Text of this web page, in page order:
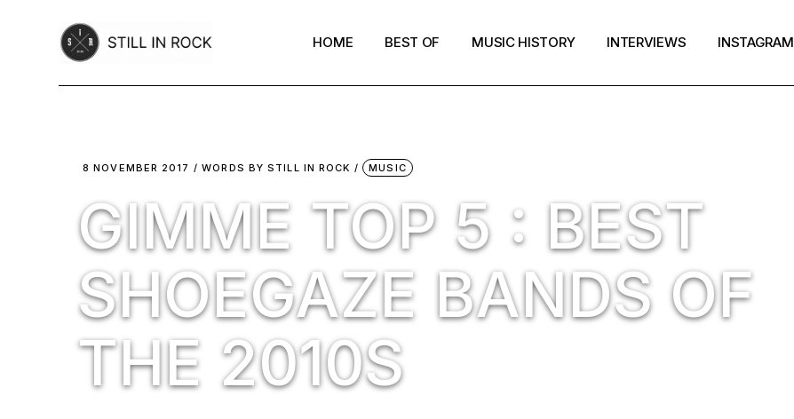
HOME BEST OF MUSIC HISTORY INTERVIEWS INSTAGRAM
8 NOVEMBER 2017 WORDS BYSTILL IN ROCK MUSIC
GIMME TOP 5 : BEST
SHOEGAZE BANDS OF
THE 2010S